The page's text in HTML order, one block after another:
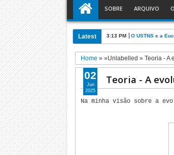
SOBRE ARQUIVO
Latest 3:13 PM O USTNS e a
Home » »Unlabelled »Teoria - A
Teoria - A
Na minha visão sobre a
02
Jun
2025